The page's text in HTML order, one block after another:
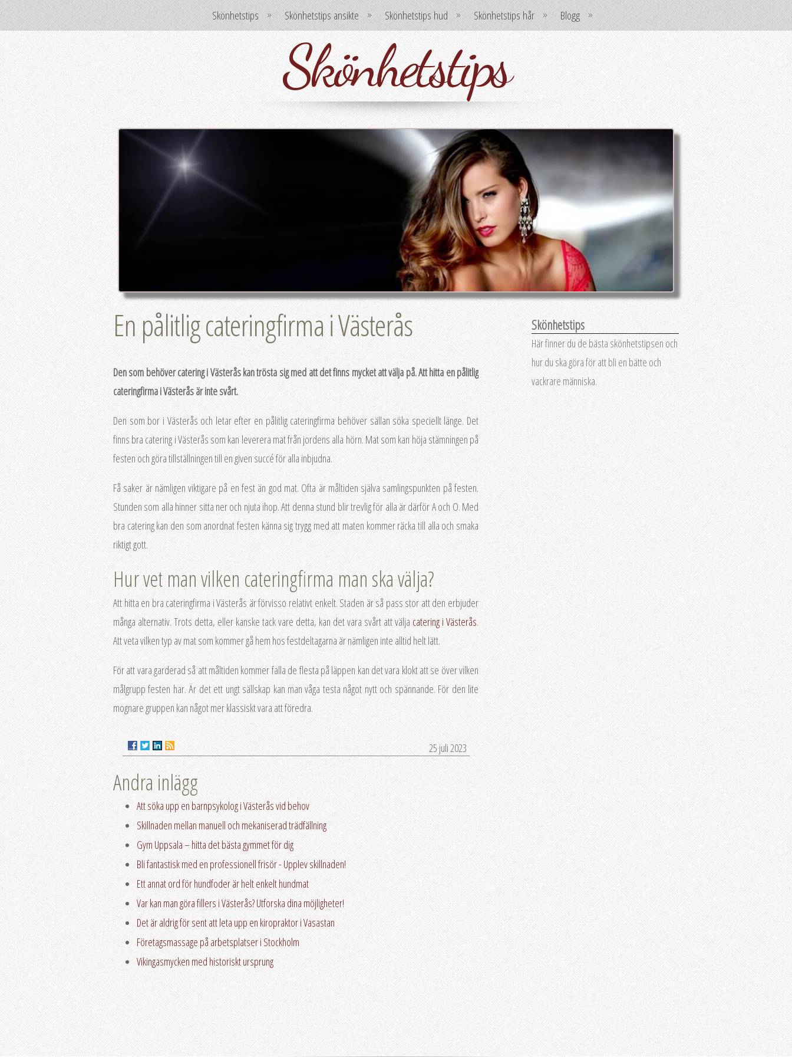
Skönhetstips Skönhetstips ansikte Skönhetstips hud Skönhetstips hår Blogg
Skönhetstips
En pålitlig cateringfirma i Västerås
Den som behöver catering i Västerås kan trösta sig med att det finns mycket att välja på. Att hitta en pålitlig
cateringfirma i Västerås är inte svårt.
Den som bor i Västerås och letar efter en pålitlig cateringfirma behöver sällan söka speciellt länge. Det
finns bra catering i Västerås som kan leverera mat från jordens alla hörn. Mat som kan höja stämningen på
festen och göra tillställningen till en given succé för alla inbjudna.
Få saker är nämligen viktigare på en fest än god mat. Ofta är måltiden själva samlingspunkten på festen.
Stunden som alla hinner sitta ner och njuta ihop. Att denna stund blir trevlig för alla är därför A och O. Med
bra catering kan den som anordnat festen känna sig trygg med att maten kommer räcka till alla och smaka
riktigt gott.
Hur vet man vilken cateringfirma man ska välja?
Att hitta en bra cateringfirma i Västerås är förvisso relativt enkelt. Staden är så pass stor att den erbjuder
många alternativ. Trots detta, eller kanske tack vare detta, kan det vara svårt att väljacatering i Västerås.
Att veta vilken typ av mat som kommer gå hem hos festdeltagarna är nämligen inte alltid helt lätt.
För att vara garderad så att måltiden kommer falla de flesta på läppen kan det vara klokt att se över vilken
målgrupp festen har. Är det ett ungt sällskap kan man våga testa något nytt och spännande. För den lite
mognare gruppen kan något mer klassiskt vara att föredra.
25 juli 2023
Andra inlägg
Att söka upp en barnpsykolog i Västerås vid behov
Skillnaden mellan manuell och mekaniserad trädfällning
Gym Uppsala – hitta det bästa gymmet för dig
Bli fantastisk med en professionell frisör - Upplev skillnaden!
Ett annat ord för hundfoder är helt enkelt hundmat
Var kan man göra fillers i Västerås? Utforska dina möjligheter!
Det är aldrig för sent att leta upp en kiropraktor i Vasastan
Företagsmassage på arbetsplatser i Stockholm
Vikingasmycken med historiskt ursprung
Skönhetstips
Här finner du de bästa skönhetstipsen och
hur du ska göra för att bli en bätte och
vackrare människa.